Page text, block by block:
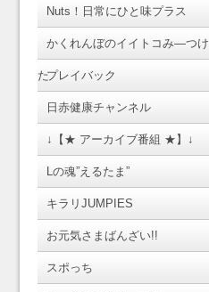
Nuts！日常にひと味プラス
かくれんぼのイイトコみ―つけ
たプレイバック
日赤健康チャンネル
↓【★ アーカイブ番組 ★】↓
Lの魂”えるたま”
キラリJUMPIES
お元気さまばんざい!!
スポっち